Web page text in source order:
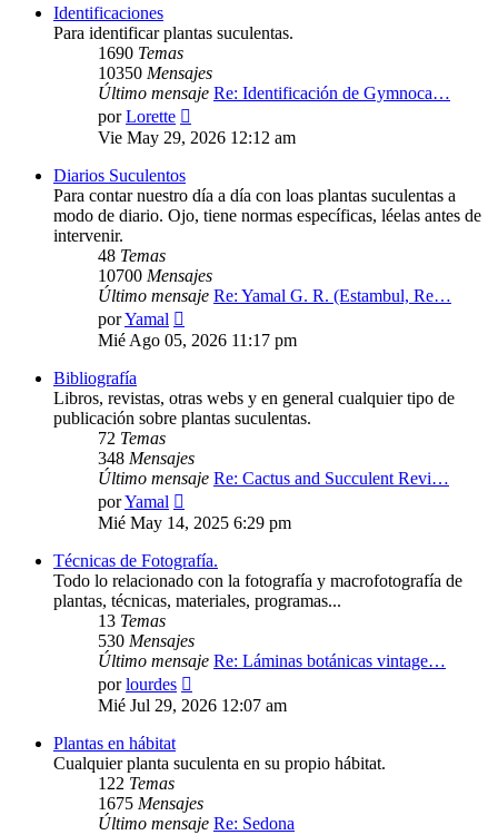
Identificaciones
Para identificar plantas suculentas.
1690 Temas
10350 Mensajes
Último mensaje Re: Identificación de Gymnoca…
porLorette
último
Vie May 29, 2026 12:12 am
Diarios Suculentos
Para contar nuestro día a día con loas plantas suculentas a
modo de diario. Ojo, tiene normas específicas, léelas antes de
intervenir.
48 Temas
10700 Mensajes
Último mensaje Re: Yamal G. R. (Estambul, Re…
porYamal
último
mensaje
Mié Ago 05, 2026 11:17 pm
Bibliografía
Libros, revistas, otras webs y en general cualquier tipo de
publicación sobre plantas suculentas.
72 Temas
348 Mensajes
Último mensaje Re: Cactus and Succulent Revi…
porYamal
último
mensaje
Mié May 14, 2025 6:29 pm
Técnicas de Fotografía.
Todo lo relacionado con la fotografía y macrofotografía de
plantas, técnicas, materiales, programas...
13 Temas
530 Mensajes
Último mensaje Re: Láminas botánicas vintage…
porlourdes
último
Mié Jul 29, 2026 12:07 am
Plantas en hábitat
Cualquier planta suculenta en su propio hábitat.
122 Temas
1675 Mensajes
Último mensaje Re: Sedona